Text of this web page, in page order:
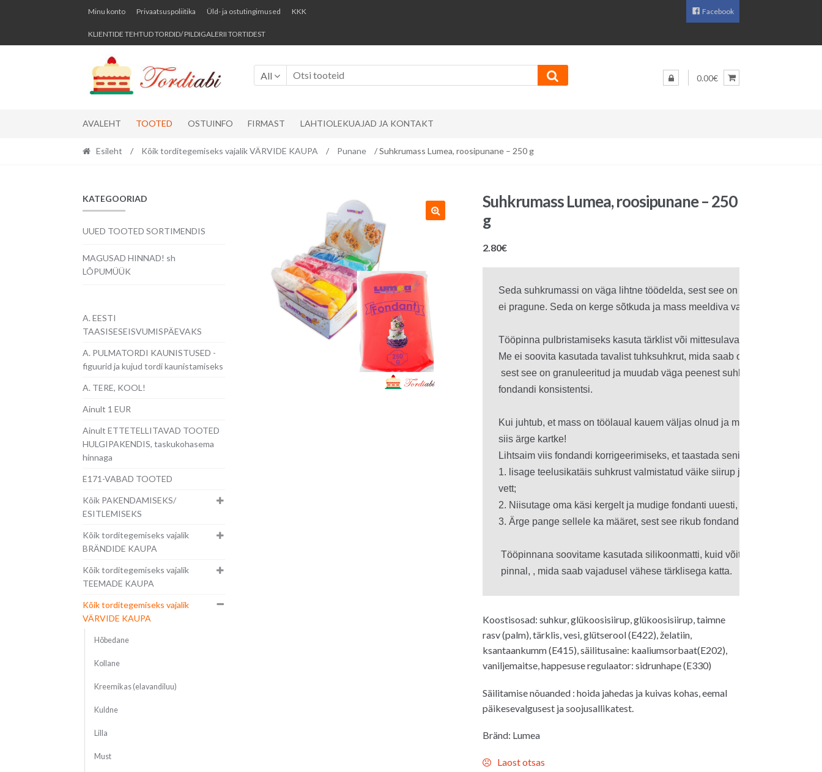
Skip
navigation
Skip
content
Minu konto Privaatsuspoliitika Üld- ja ostutingimused KKK
KLIENTIDE TEHTUD TORDID/ PILDIGALERII TORTIDEST
Facebook
All 0.00€
AVALEHT TOOTED OSTUINFO FIRMAST LAHTIOLEKUAJAD JA KONTAKT
Esileht / Kõik torditegemiseks vajalik VÄRVIDE KAUPA / Punane / Suhkrumass Lumea, roosipunane – 250 g
Suhkrumass Lumea, roosipunane – 250
g
2.80€
Seda suhkrumassi on väga lihtne töödelda, sest see on elastne ja töö
ei pragune. Seda on kerge sõtkuda ja mass meeldiva vaniljemaitsega.
Tööpinna pulbristamiseks kasuta tärklist või mittesulavat tuhksuhkrut.
Me ei soovita kasutada tavalist tuhksuhkrut, mida saab osta kaubandusest,
sest see on granuleeritud ja muudab väga peenest suhkrupulbrist
fondandi konsistentsi.
Kui juhtub, et mass on töölaual kauem väljas olnud ja muutub kuivemaks,
siis ärge kartke!
Lihtsaim viis fondandi korrigeerimiseks, et taastada senine elastsus:
1. lisage teelusikatäis suhkrust valmistatud väike siirup ja teelusikatäis
vett;
2. Niisutage oma käsi kergelt ja mudige fondanti uuesti, kuni see muutub
3. Ärge pange sellele ka määret, sest see rikub fondandi elastsust.
Tööpinnana soovitame kasutada silikoonmatti, kuid võite töötada ka
pinnal, , mida saab vajadusel vähese tärklisega katta.
Koostisosad: suhkur, glükoosisiirup, glükoosisiirup, taimne
rasv (palm), tärklis, vesi, glütserool (E422), želatiin,
ksantaankumm (E415), säilitusaine: kaaliumsorbaat(E202),
vaniljemaitse, happesuse regulaator: sidrunhape (E330)
Säilitamise nõuanded : hoida jahedas ja kuivas kohas, eemal
päikesevalgusest ja soojusallikatest.
Bränd: Lumea
Laost otsas
KATEGOORIAD
UUED TOOTED SORTIMENDIS
MAGUSAD HINNAD! sh
LÕPUMÜÜK
A. EESTI
TAASISESEISVUMISPÄEVAKS
A. PULMATORDI KAUNISTUSED -
figuurid ja kujud tordi kaunistamiseks
A. TERE, KOOL!
Ainult 1 EUR
Ainult ETTETELLITAVAD TOOTED
HULGIPAKENDIS, taskukohasema
hinnaga
E171-VABAD TOOTED
Kõik PAKENDAMISEKS/
ESITLEMISEKS
Kõik torditegemiseks vajalik
BRÄNDIDE KAUPA
Kõik torditegemiseks vajalik
TEEMADE KAUPA
Kõik torditegemiseks vajalik
VÄRVIDE KAUPA
Hõbedane
Kollane
Kreemikas (elavandiluu)
Kuldne
Lilla
Must